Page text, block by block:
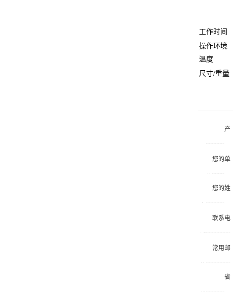
工作时间
操作环境
温度
尺寸/重量
产
您的单
您的姓
联系电
：
常用邮
省